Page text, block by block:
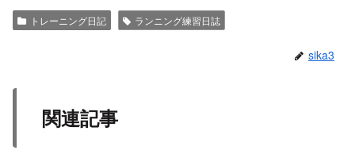
トレーニング日記 ランニング練習日誌
sika3
関連記事